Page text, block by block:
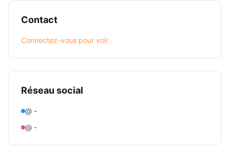
Contact
Connectez-vous pour voir
Réseau social
@ -
@ -